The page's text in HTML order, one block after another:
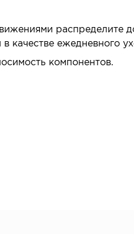
распределите
качестве ежедневного
компонентов.